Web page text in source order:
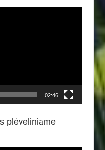
02:46
plėveliniame